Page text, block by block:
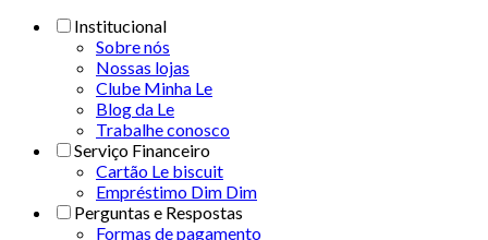
Institucional
Sobre nós
Nossas lojas
Clube Minha Le
Blog da Le
Trabalhe conosco
Serviço Financeiro
Cartão Le biscuit
Empréstimo Dim Dim
Perguntas e Respostas
Formas de pagamento